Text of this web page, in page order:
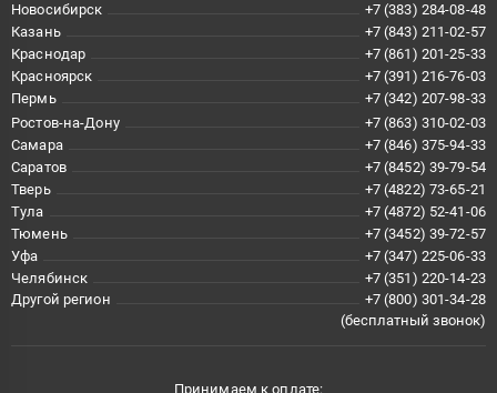
Новосибирск
+7 (383) 284-08-48
Казань
+7 (843) 211-02-57
Краснодар
+7 (861) 201-25-33
Красноярск
+7 (391) 216-76-03
Пермь
+7 (342) 207-98-33
Ростов-на-Дону
+7 (863) 310-02-03
Самара
+7 (846) 375-94-33
Саратов
+7 (8452) 39-79-54
Тверь
+7 (4822) 73-65-21
Тула
+7 (4872) 52-41-06
Тюмень
+7 (3452) 39-72-57
Уфа
+7 (347) 225-06-33
Челябинск
+7 (351) 220-14-23
Другой регион
+7 (800) 301-34-28
(бесплатный звонок)
Принимаем к оплате: